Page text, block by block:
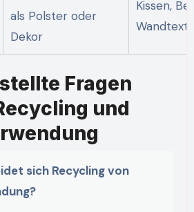
als Polster oder
Dekor
Kissen,
Fragen
und